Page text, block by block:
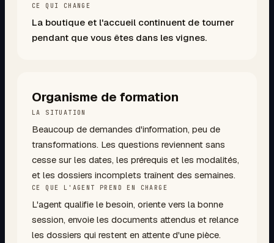
CE QUI CHANGE
La boutique et l'accueil continuent de tourner
pendant que vous êtes dans les vignes.
Organisme de formation
LA SITUATION
Beaucoup de demandes d'information, peu de
transformations. Les questions reviennent sans
cesse sur les dates, les prérequis et les modalités,
et les dossiers incomplets traînent des semaines.
CE QUE L'AGENT PREND EN CHARGE
L'agent qualifie le besoin, oriente vers la bonne
session, envoie les documents attendus et relance
les dossiers qui restent en attente d'une pièce.